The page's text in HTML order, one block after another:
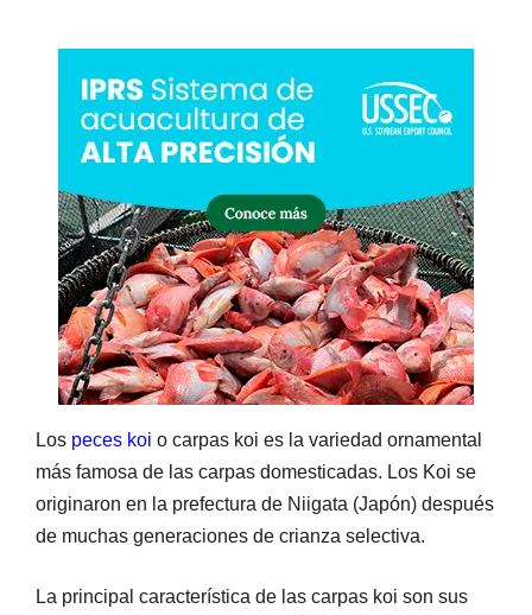
Los peces koi o carpas koi es la variedad ornamental
más famosa de las carpas domesticadas. Los Koi se
originaron en la prefectura de Niigata (Japón) después
de muchas generaciones de crianza selectiva.
La principal característica de las carpas koi son sus